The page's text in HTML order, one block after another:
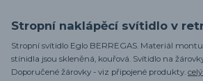
Stropní naklápěcí svítidlo v
Stropní svítidlo Eglo BERREGAS. Materiál
stínidla jsou skleněná, kouřová. Svítidlo na
Doporučené žárovky - viz připojené produkty.